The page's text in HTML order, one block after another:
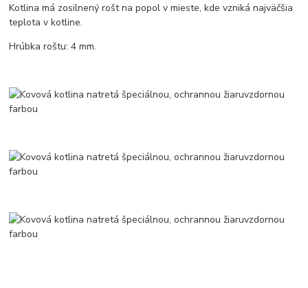
Kotlina má zosilnený rošt na popol v mieste, kde vzniká najväčšia
teplota v kotline.
Hrúbka roštu: 4 mm.